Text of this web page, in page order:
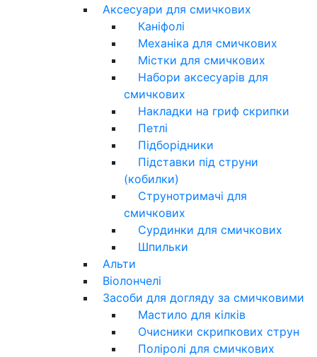
Аксесуари для смичкових
Каніфолі
Механіка для смичкових
Містки для смичкових
Набори аксесуарів для
смичкових
Накладки на гриф скрипки
Петлі
Підборідники
Підставки під струни
(кобилки)
Струнотримачі для
смичкових
Сурдинки для смичкових
Шпильки
Альти
Віолончелі
Засоби для догляду за смичковими
Мастило для кілків
Очисники скрипкових струн
Поліролі для смичкових